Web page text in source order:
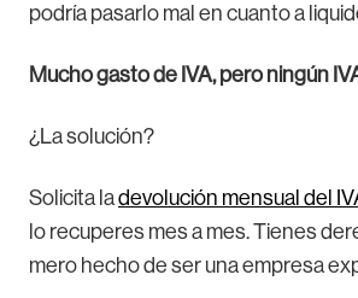
podría pasarlo mal en cuanto a
Mucho gasto de IVA, pero ningún
¿La solución?
Solicita ladevolución mensual del
lo recuperes mes a mes. Tienes
mero hecho de ser una empresa